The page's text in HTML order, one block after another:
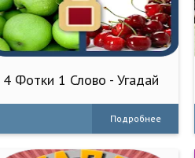
4 Фотки 1 Слово - Угадай
Подробнее